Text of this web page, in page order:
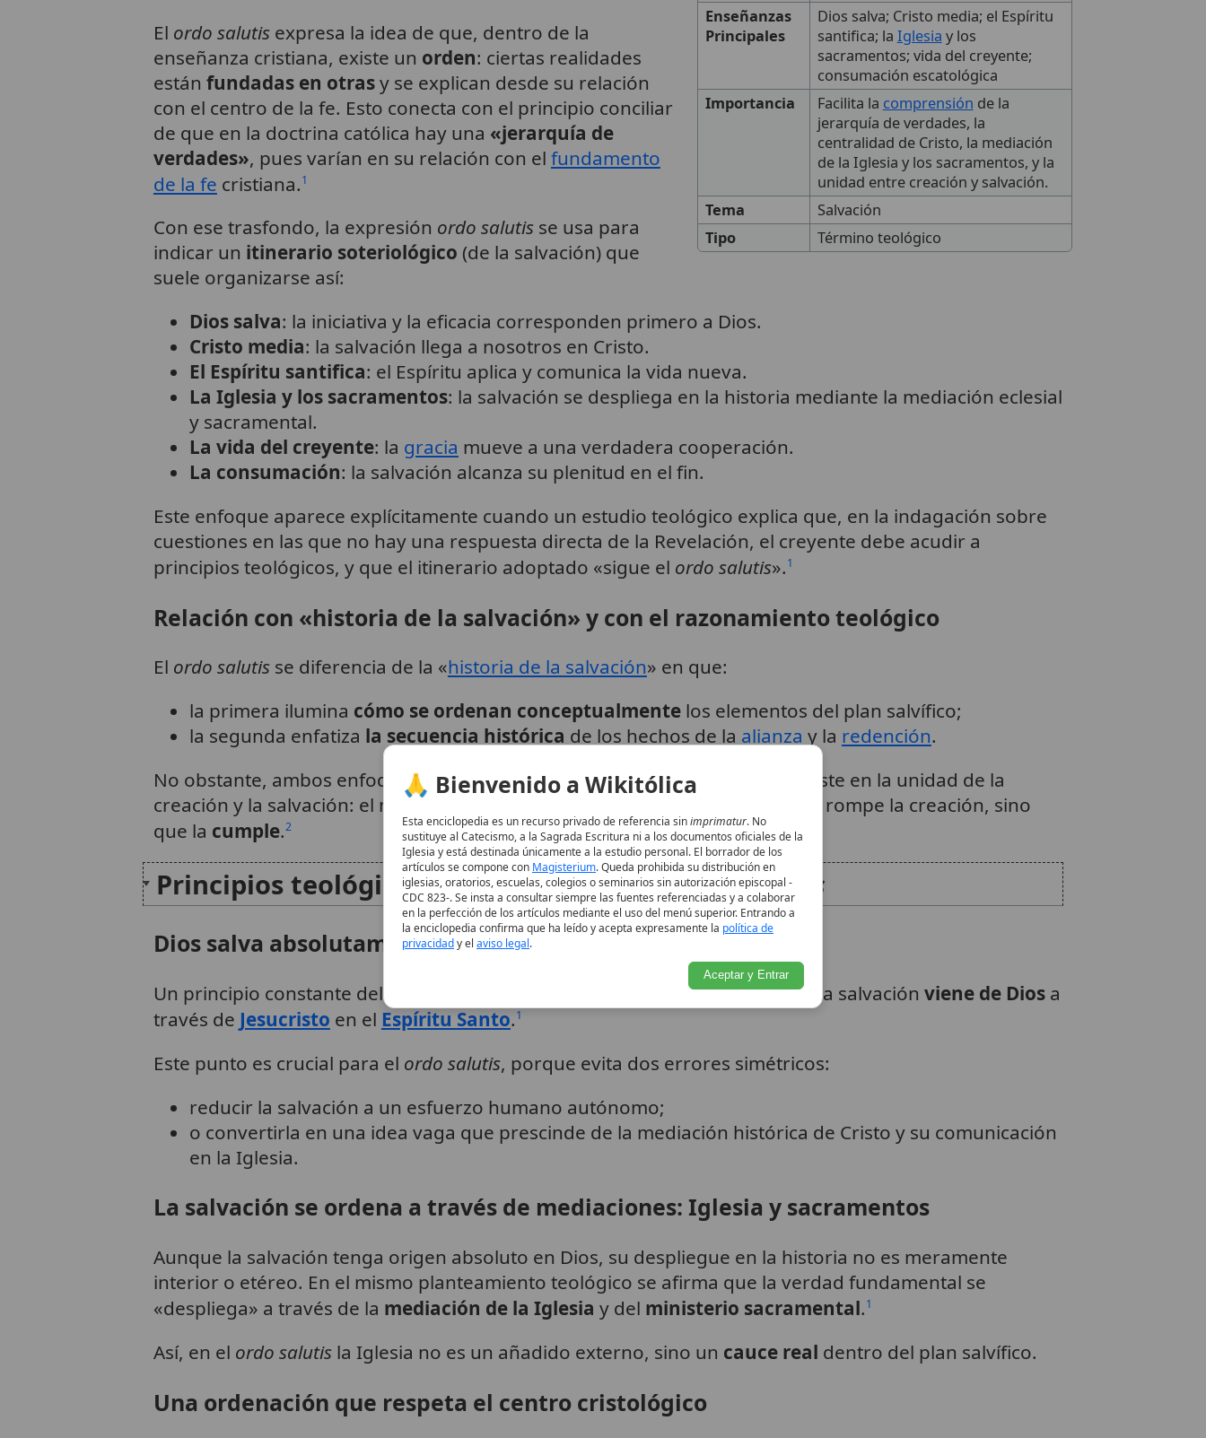
Enseñanzas
Principales
Dios salva; Cristo media; el Espíritu
santifica; la Iglesia y los
sacramentos; vida del creyente;
consumación escatológica
Importancia
Facilita la comprensión de la
jerarquía de verdades, la
centralidad de Cristo, la mediación
de la Iglesia y los sacramentos, y la
unidad entre creación y salvación.
Tema
Salvación
Tipo
Término teológico
El ordo salutisexpresa la idea de que, dentro de la
enseñanza cristiana, existe un orden: ciertas realidades
están fundadas en otrasy se explican desde su relación
con el centro de la fe. Esto conecta con el principio conciliar
de que en la doctrina católica hay una «jerarquía de
verdades», pues varían en su relación con el fundamento
de la fe cristiana.1
Con ese trasfondo, la expresión ordo salutisse usa para
indicar un itinerario soteriológico (de la salvación) que
suele organizarse así:
Dios salva: la iniciativa y la eficacia corresponden primero a Dios.
Cristo media: la salvación llega a nosotros en Cristo.
El Espíritu santifica: el Espíritu aplica y comunica la vida nueva.
La Iglesia y los sacramentos: la salvación se despliega en la historia mediante la mediación eclesial
y sacramental.
La vida del creyente: la gracia mueve a una verdadera cooperación.
La consumación: la salvación alcanza su plenitud en el fin.
Este enfoque aparece explícitamente cuando un estudio teológico explica que, en la indagación sobre
cuestiones en las que no hay una respuesta directa de la Revelación, el creyente debe acudir a
principios teológicos, y que el itinerario adoptado «sigue el ordo salutis».1
Relación con «historia de la salvación» y con el razonamiento teológico
El ordo salutisse diferencia de la «historia de la salvación» en que:
la primera ilumina cómo se ordenan conceptualmentelos elementos del plan salvífico;
la segunda enfatiza la secuencia histórica de los hechos de la alianza y la redención.
No obstante, ambos enfoques convergen. De hecho, la teología católica insiste en la unidad de la
creación y la salvación: el mismo Dios que crea es el que salva, y la gracia no rompe la creación, sino
que la cumple.2
Principios teológicos que estructuran elordo salutis
Dios salva absolutamente: necesidad de la acción divina
Un principio constante del nadie se salva por sí mismo. La salvación viene de Diosa
través de Jesucristo en el Espíritu Santo.1
Este punto es crucial para el ordo salutis, porque evita dos errores simétricos:
reducir la salvación a un esfuerzo humano autónomo;
o convertirla en una idea vaga que prescinde de la mediación histórica de Cristo y su comunicación
en la Iglesia.
La salvación se ordena a través de mediaciones: Iglesia y sacramentos
Aunque la salvación tenga origen absoluto en Dios, su despliegue en la historia no es meramente
interior o etéreo. En el mismo planteamiento teológico se afirma que la verdad fundamental se
«despliega» a través de la mediación de la Iglesia y del ministerio sacramental.1
Así, en el ordo salutisla Iglesia no es un añadido externo, sino un cauce real dentro del plan salvífico.
Una ordenación que respeta el centro cristológico
🙏 Bienvenido a Wikitólica
Esta enciclopedia es un recurso privado de referencia sinimprimatur. No
sustituye al Catecismo, a la Sagrada Escritura ni a los documentos oficiales de la
Iglesia y está destinada únicamente a la estudio personal. El borrador de los
artículos se compone con Magisterium. Queda prohibida su distribución en
iglesias, oratorios, escuelas, colegios o seminarios sin autorización episcopal -
CDC 823-. Se insta a consultar siempre las fuentes referenciadas y a colaborar
en la perfección de los artículos mediante el uso del menú superior. Entrando a
la enciclopedia confirma que ha leído y acepta expresamente la política de
privacidady el aviso legal.
Aceptar y Entrar